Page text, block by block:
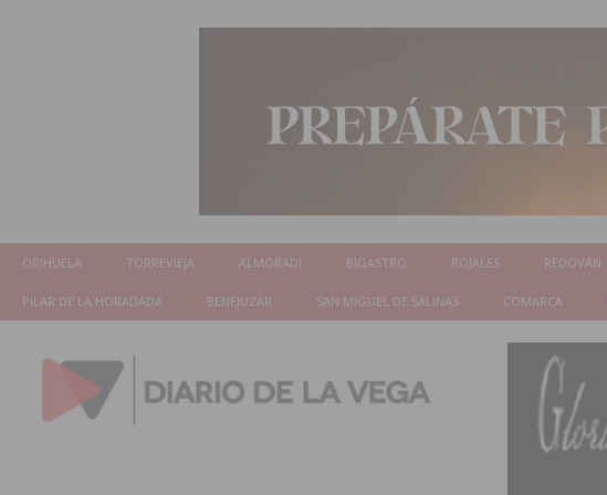
ORIHUELA TORREVIEJA ALMORADÍ BIGASTRO ROJALES REDOVÁN
PILAR DE LA HORADADA BENEJUZAR SAN MIGUEL DE SALINAS COMARCA